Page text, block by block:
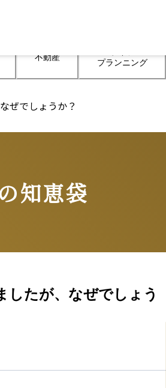
不動産
プランニング
ぜでしょうか？
知恵袋
したが、なぜでしょう